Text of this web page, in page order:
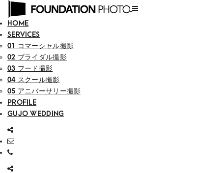
HOME
SERVICES
01 コマーシャル撮影
02 ブライダル撮影
03 フード撮影
04 スクール撮影
05 アニバーサリー撮影
PROFILE
GUJO WEDDING